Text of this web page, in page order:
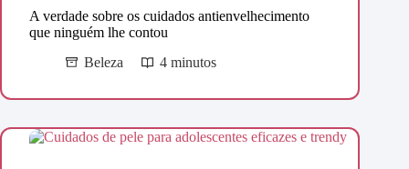
A verdade sobre os cuidados antienvelhecimento
que ninguém lhe contou
Beleza
4 minutos